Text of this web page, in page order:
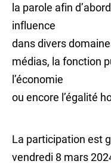
la parole afin
influence
dans divers
médias, la fonction
l’économie
ou encore l’égalité
La participation est
vendredi 8 mars